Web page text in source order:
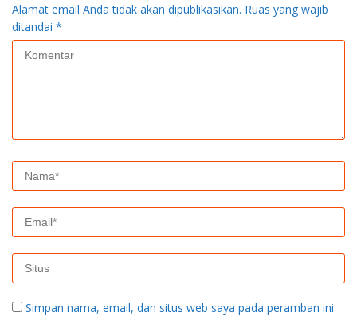
Alamat email Anda tidak akan dipublikasikan. Ruas yang wajib
ditandai *
Simpan nama, email, dan situs web saya pada peramban ini